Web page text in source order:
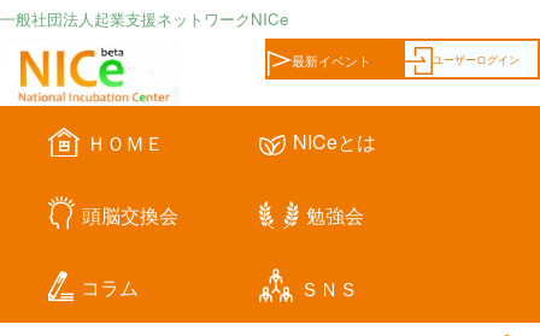
一般社団法人起業支援ネットワークNICe
ユーザーログイン
最新イベント
ＨＯＭＥ NICeとは
頭脳交換会 勉強会
コラム ＳＮＳ